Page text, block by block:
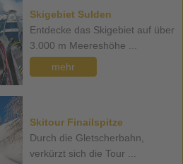
Skigebiet Sulden
Entdecke das Skigebiet auf über
3.000 m Meereshöhe ...
mehr
Skitour Finailspitze
Durch die Gletscherbahn,
verkürzt sich die Tour ...